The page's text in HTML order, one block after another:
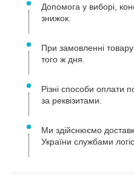
Допомога у виборі,
знижок.
При замовленні
того ж дня.
Різні способи оплати
за реквізитами.
Ми здійснюємо
України службами